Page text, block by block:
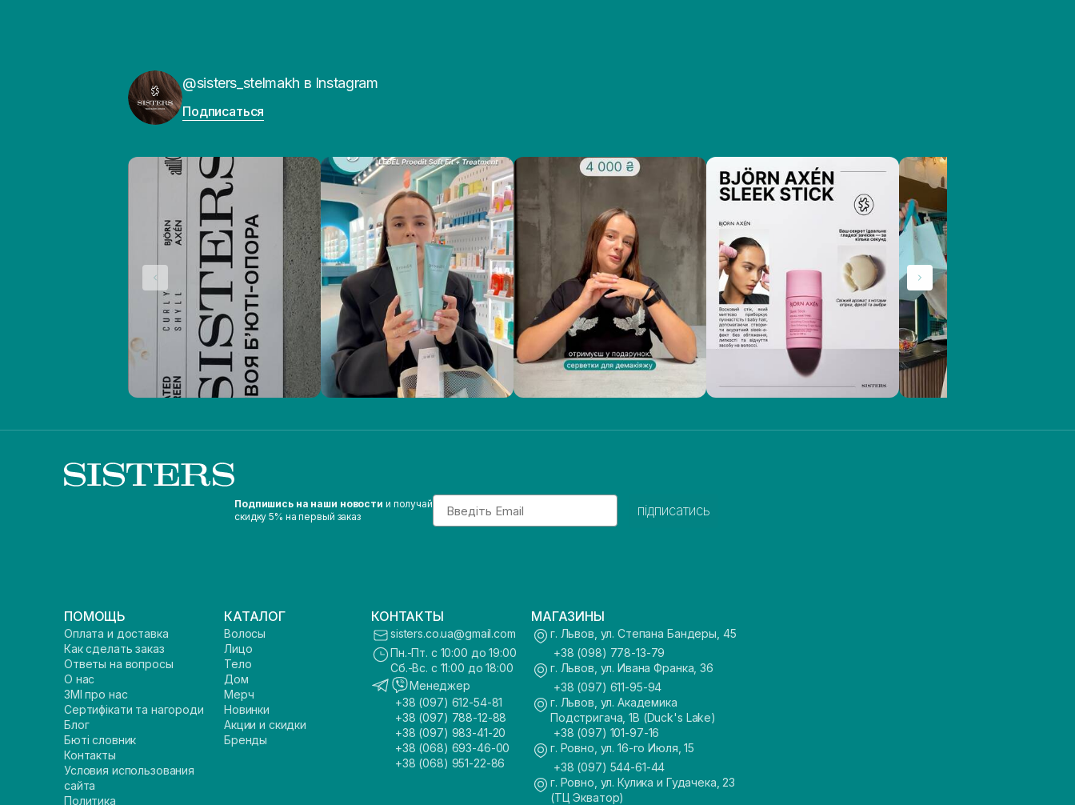
@sisters_stelmakh в Instagram
Подписаться
Подпишись на наши новости и получай
скидку 5% на первый заказ
Email
підписатись
ПОМОЩЬ
Оплата и доставка
Как сделать заказ
Ответы на вопросы
О нас
ЗМІ про нас
Сертифікати та нагороди
Блог
Бюті словник
Контакты
Условия использования
сайта
Политика
КАТАЛОГ
Волосы
Лицо
Тело
Дом
Мерч
Новинки
Акции и скидки
Бренды
КОНТАКТЫ
sisters.co.ua@gmail.com
Пн.-Пт. с 10:00 до 19:00
Сб.-Вс. с 11:00 до 18:00
Менеджер
+38 (097) 612-54-81
+38 (097) 788-12-88
+38 (097) 983-41-20
+38 (068) 693-46-00
+38 (068) 951-22-86
МАГАЗИНЫ
г. Львов, ул. Степана Бандеры, 45
+38 (098) 778-13-79
г. Львов, ул. Ивана Франка, 36
+38 (097) 611-95-94
г. Львов, ул. Академика
Подстригача, 1В (Duck's Lake)
+38 (097) 101-97-16
г. Ровно, ул. 16-го Июля, 15
+38 (097) 544-61-44
г. Ровно, ул. Кулика и Гудачека, 23
(ТЦ Экватор)